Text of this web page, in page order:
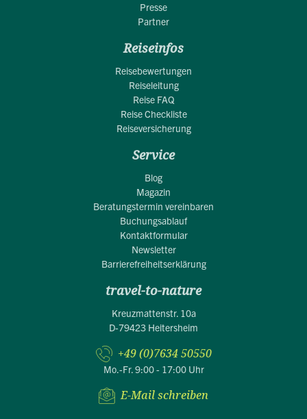
Presse
Partner
Reiseinfos
Reisebewertungen
Reiseleitung
Reise FAQ
Reise Checkliste
Reiseversicherung
Service
Blog
Magazin
Beratungstermin vereinbaren
Buchungsablauf
Kontaktformular
Newsletter
Barrierefreiheitserklärung
travel-to-nature
Kreuzmattenstr. 10a
D-79423 Heitersheim
+49 (0)7634 50550
Mo.-Fr. 9:00 - 17:00 Uhr
E-Mail schreiben